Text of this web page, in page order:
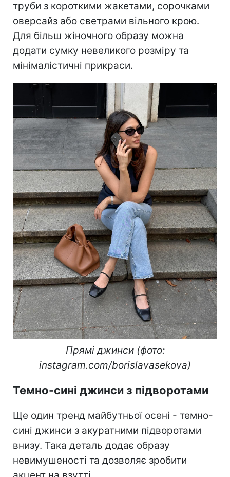
труби з короткими жакетами, сорочками
оверсайз або светрами вільного крою.
Для більш жіночного образу можна
додати сумку невеликого розміру та
мінімалістичні прикраси.
Прямі джинси (фото:
instagram.com/borislavasekova)
Темно-сині джинси з підворотами
Ще один тренд майбутньої осені - темно-
сині джинси з акуратними підворотами
внизу. Така деталь додає образу
невимушеності та дозволяє зробити